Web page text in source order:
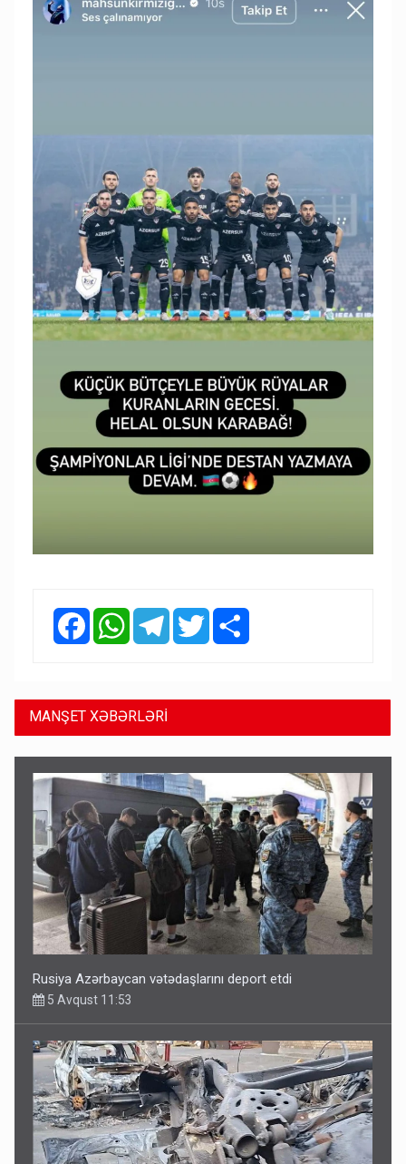
FacebookWhatsAppTelegramTwitter
MANŞET XƏBƏRLƏRİ
Rusiya Azərbaycan vətədaşlarını deport etdi
5 Avqust 11:53